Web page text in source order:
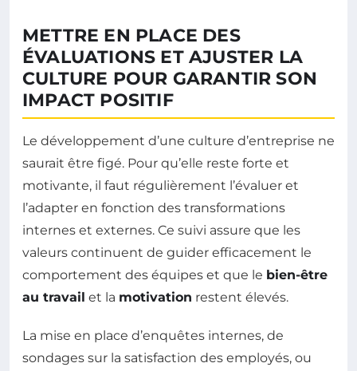
METTRE EN PLACE DES
ÉVALUATIONS ET AJUSTER LA
CULTURE POUR GARANTIR SON
IMPACT POSITIF
Le développement d’une culture d’entreprise ne
saurait être figé. Pour qu’elle reste forte et
motivante, il faut régulièrement l’évaluer et
l’adapter en fonction des transformations
internes et externes. Ce suivi assure que les
valeurs continuent de guider efficacement le
comportement des équipes et que le bien-être
au travail et la motivation restent élevés.
La mise en place d’enquêtes internes, de
sondages sur la satisfaction des employés, ou